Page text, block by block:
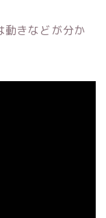
動きなどが分か